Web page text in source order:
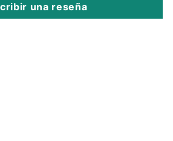
una reseña